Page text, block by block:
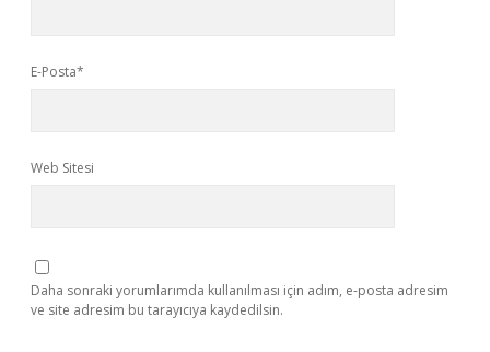
E-Posta*
Web Sitesi
Daha sonraki yorumlarımda kullanılması için adım, e-posta adresim
ve site adresim bu tarayıcıya kaydedilsin.